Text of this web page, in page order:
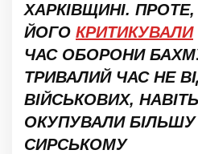
ХАРКІВЩИНІ. ПРОТЕ,
ЙОГО КРИТИКУВАЛИ
ЧАС ОБОРОНИ
ТРИВАЛИЙ ЧАС НЕ
ВІЙСЬКОВИХ,
ОКУПУВАЛИ БІЛЬШУ
СИРСЬКОМУ